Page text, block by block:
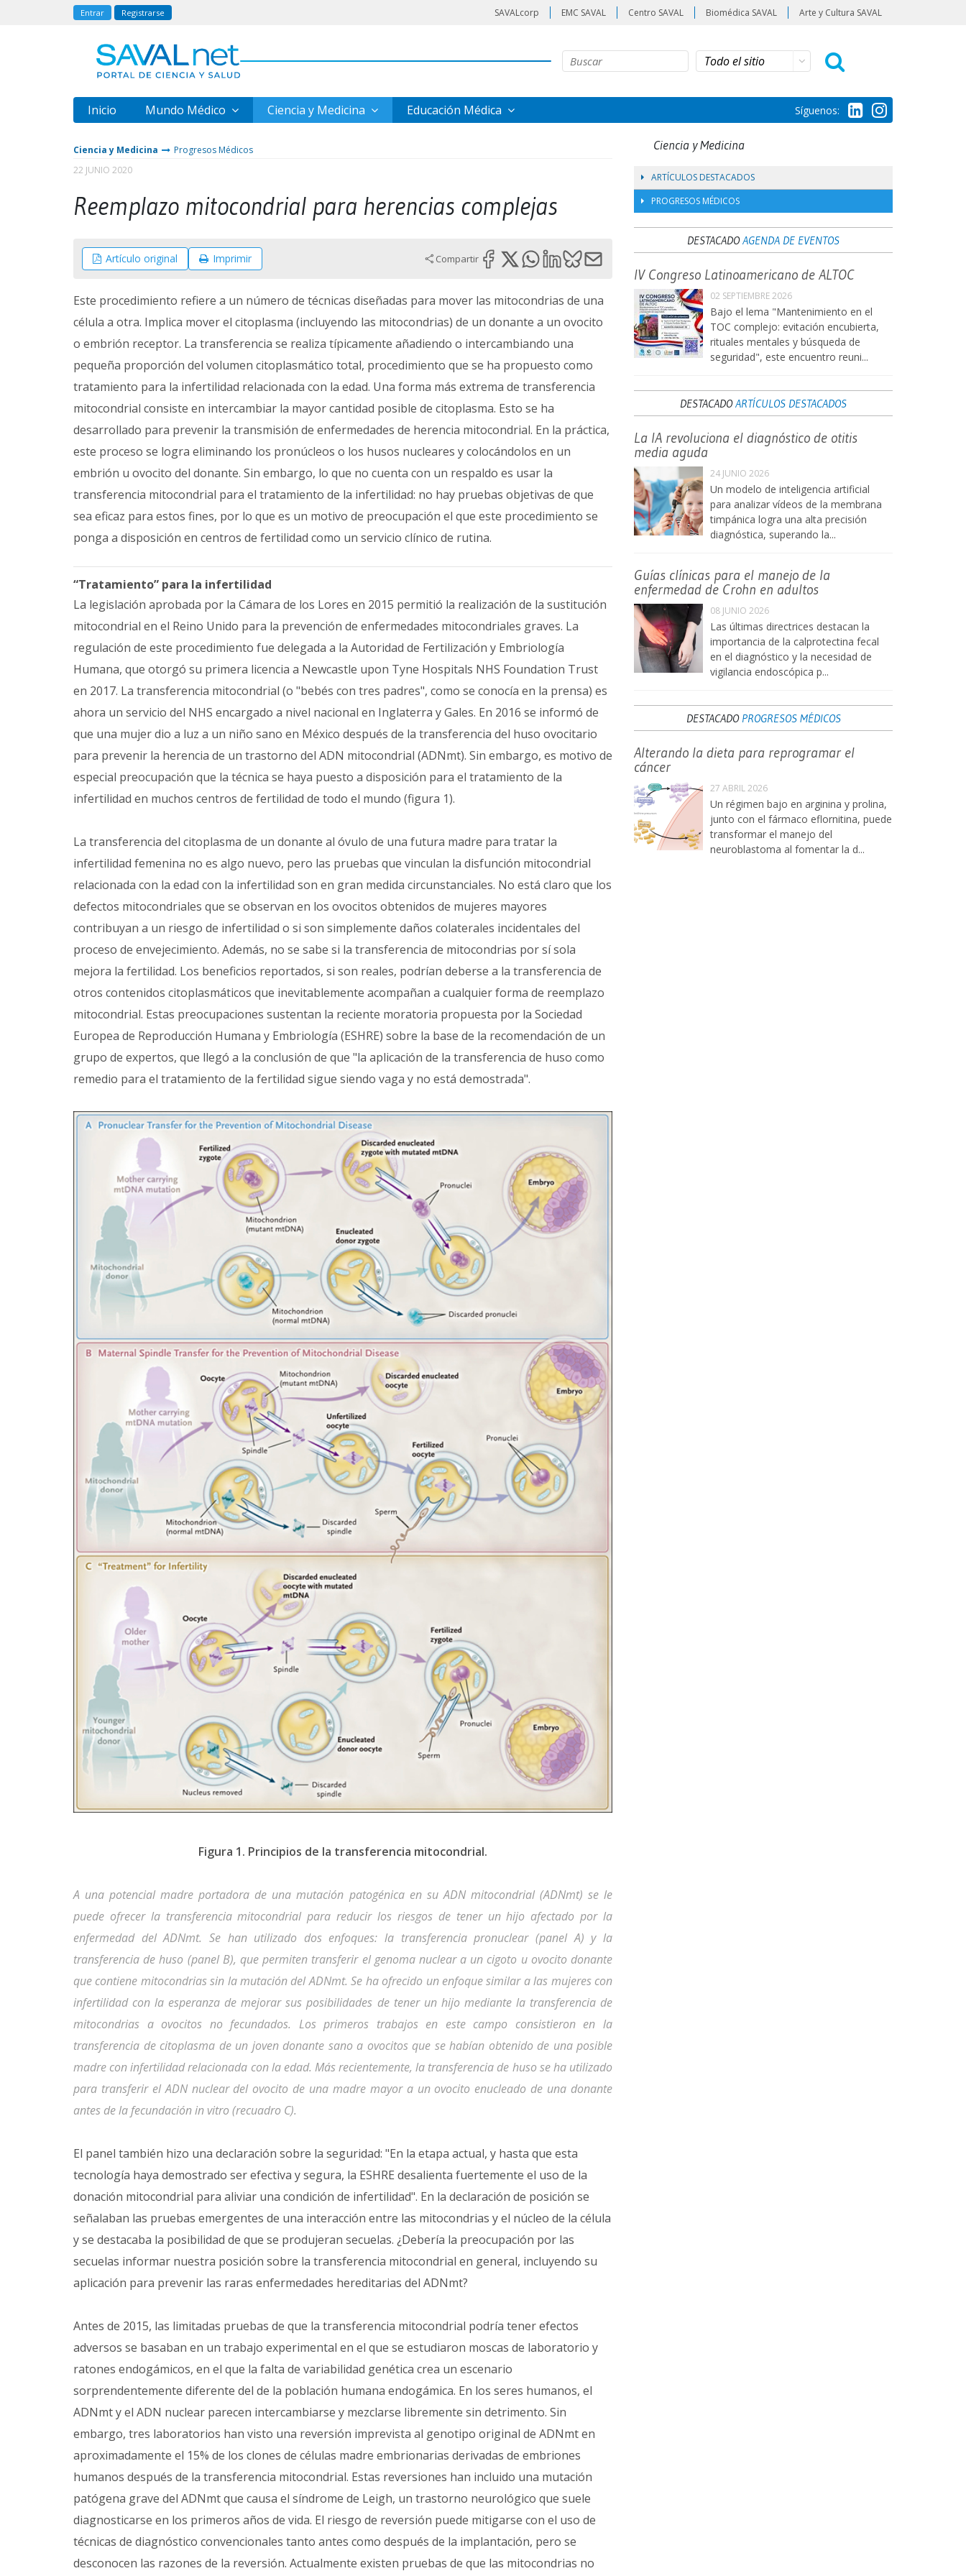
Entrar Registrarse SAVALcorp EMC SAVAL Centro SAVAL Biomédica SAVAL Arte y Cultura SAVAL
Inicio Mundo Médico Ciencia y Medicina Educación Médica Síguenos:
Ciencia y Medicina
Progresos Médicos
22 JUNIO 2020
Reemplazo mitocondrial para herencias complejas
Artículo original Imprimir Compartir
Este procedimiento refiere a un número de técnicas diseñadas para mover las mitocondrias de una
célula a otra. Implica mover el citoplasma (incluyendo las mitocondrias) de un donante a un ovocito
o embrión receptor. La transferencia se realiza típicamente añadiendo o intercambiando una
pequeña proporción del volumen citoplasmático total, procedimiento que se ha propuesto como
tratamiento para la infertilidad relacionada con la edad. Una forma más extrema de transferencia
mitocondrial consiste en intercambiar la mayor cantidad posible de citoplasma. Esto se ha
desarrollado para prevenir la transmisión de enfermedades de herencia mitocondrial. En la práctica,
este proceso se logra eliminando los pronúcleos o los husos nucleares y colocándolos en un
embrión u ovocito del donante. Sin embargo, lo que no cuenta con un respaldo es usar la
transferencia mitocondrial para el tratamiento de la infertilidad: no hay pruebas objetivas de que
sea eficaz para estos fines, por lo que es un motivo de preocupación el que este procedimiento se
ponga a disposición en centros de fertilidad como un servicio clínico de rutina.
“Tratamiento” para la infertilidad
La legislación aprobada por la Cámara de los Lores en 2015 permitió la realización de la sustitución
mitocondrial en el Reino Unido para la prevención de enfermedades mitocondriales graves. La
regulación de este procedimiento fue delegada a la Autoridad de Fertilización y Embriología
Humana, que otorgó su primera licencia a Newcastle upon Tyne Hospitals NHS Foundation Trust
en 2017. La transferencia mitocondrial (o "bebés con tres padres", como se conocía en la prensa) es
ahora un servicio del NHS encargado a nivel nacional en Inglaterra y Gales. En 2016 se informó de
que una mujer dio a luz a un niño sano en México después de la transferencia del huso ovocitario
para prevenir la herencia de un trastorno del ADN mitocondrial (ADNmt). Sin embargo, es motivo de
especial preocupación que la técnica se haya puesto a disposición para el tratamiento de la
infertilidad en muchos centros de fertilidad de todo el mundo (figura 1).
La transferencia del citoplasma de un donante al óvulo de una futura madre para tratar la
infertilidad femenina no es algo nuevo, pero las pruebas que vinculan la disfunción mitocondrial
relacionada con la edad con la infertilidad son en gran medida circunstanciales. No está claro que los
defectos mitocondriales que se observan en los ovocitos obtenidos de mujeres mayores
contribuyan a un riesgo de infertilidad o si son simplemente daños colaterales incidentales del
proceso de envejecimiento. Además, no se sabe si la transferencia de mitocondrias por sí sola
mejora la fertilidad. Los beneficios reportados, si son reales, podrían deberse a la transferencia de
otros contenidos citoplasmáticos que inevitablemente acompañan a cualquier forma de reemplazo
mitocondrial. Estas preocupaciones sustentan la reciente moratoria propuesta por la Sociedad
Europea de Reproducción Humana y Embriología (ESHRE) sobre la base de la recomendación de un
grupo de expertos, que llegó a la conclusión de que "la aplicación de la transferencia de huso como
remedio para el tratamiento de la fertilidad sigue siendo vaga y no está demostrada".
Figura 1. Principios de la transferencia mitocondrial.
A una potencial madre portadora de una mutación patogénica en su ADN mitocondrial (ADNmt) se le
puede ofrecer la transferencia mitocondrial para reducir los riesgos de tener un hijo afectado por la
enfermedad del ADNmt. Se han utilizado dos enfoques: la transferencia pronuclear (panel A) y la
transferencia de huso (panel B), que permiten transferir el genoma nuclear a un cigoto u ovocito donante
que contiene mitocondrias sin la mutación del ADNmt. Se ha ofrecido un enfoque similar a las mujeres con
infertilidad con la esperanza de mejorar sus posibilidades de tener un hijo mediante la transferencia de
mitocondrias a ovocitos no fecundados. Los primeros trabajos en este campo consistieron en la
transferencia de citoplasma de un joven donante sano a ovocitos que se habían obtenido de una posible
madre con infertilidad relacionada con la edad. Más recientemente, la transferencia de huso se ha utilizado
para transferir el ADN nuclear del ovocito de una madre mayor a un ovocito enucleado de una donante
antes de la fecundación in vitro (recuadro C).
El panel también hizo una declaración sobre la seguridad: "En la etapa actual, y hasta que esta
tecnología haya demostrado ser efectiva y segura, la ESHRE desalienta fuertemente el uso de la
donación mitocondrial para aliviar una condición de infertilidad". En la declaración de posición se
señalaban las pruebas emergentes de una interacción entre las mitocondrias y el núcleo de la célula
y se destacaba la posibilidad de que se produjeran secuelas. ¿Debería la preocupación por las
secuelas informar nuestra posición sobre la transferencia mitocondrial en general, incluyendo su
aplicación para prevenir las raras enfermedades hereditarias del ADNmt?
Antes de 2015, las limitadas pruebas de que la transferencia mitocondrial podría tener efectos
adversos se basaban en un trabajo experimental en el que se estudiaron moscas de laboratorio y
ratones endogámicos, en el que la falta de variabilidad genética crea un escenario
sorprendentemente diferente del de la población humana endogámica. En los seres humanos, el
ADNmt y el ADN nuclear parecen intercambiarse y mezclarse libremente sin detrimento. Sin
embargo, tres laboratorios han visto una reversión imprevista al genotipo original de ADNmt en
aproximadamente el 15% de los clones de células madre embrionarias derivadas de embriones
humanos después de la transferencia mitocondrial. Estas reversiones han incluido una mutación
patógena grave del ADNmt que causa el síndrome de Leigh, un trastorno neurológico que suele
diagnosticarse en los primeros años de vida. El riesgo de reversión puede mitigarse con el uso de
técnicas de diagnóstico convencionales tanto antes como después de la implantación, pero se
desconocen las razones de la reversión. Actualmente existen pruebas de que las mitocondrias no
Ciencia y Medicina
ARTÍCULOS DESTACADOS
PROGRESOS MÉDICOS
DESTACADOAGENDA DE EVENTOS
IV Congreso Latinoamericano de ALTOC
02 SEPTIEMBRE 2026
Bajo el lema "Mantenimiento en el
TOC complejo: evitación encubierta,
rituales mentales y búsqueda de
seguridad", este encuentro reuni...
DESTACADOARTÍCULOS DESTACADOS
La IA revoluciona el diagnóstico de otitis
media aguda
24 JUNIO 2026
Un modelo de inteligencia artificial
para analizar vídeos de la membrana
timpánica logra una alta precisión
diagnóstica, superando la...
Guías clínicas para el manejo de la
enfermedad de Crohn en adultos
08 JUNIO 2026
Las últimas directrices destacan la
importancia de la calprotectina fecal
en el diagnóstico y la necesidad de
vigilancia endoscópica p...
DESTACADO PROGRESOS MÉDICOS
Alterando la dieta para reprogramar el
cáncer
27 ABRIL 2026
Un régimen bajo en arginina y prolina,
junto con el fármaco eflornitina, puede
transformar el manejo del
neuroblastoma al fomentar la d...